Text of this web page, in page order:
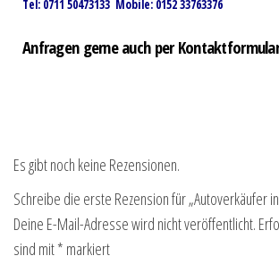
Tel: 0711 50473133 Mobile: 0152 33763376
Anfragen gerne auch per Kontaktformular
Es gibt noch keine Rezensionen.
Schreibe die erste Rezension für „Autoverkäufer
Deine E-Mail-Adresse wird nicht veröffentlicht.
sind mit* markiert